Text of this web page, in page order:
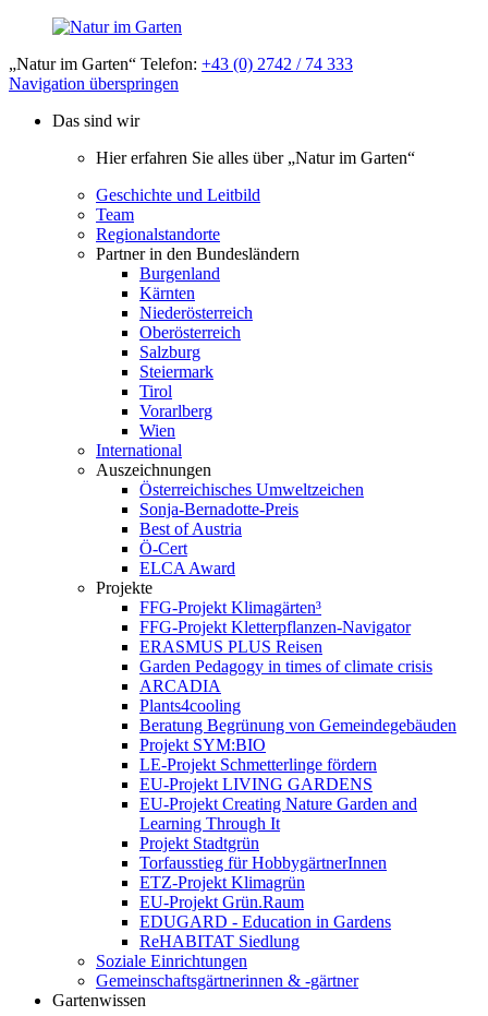
„Natur im Garten“ Telefon: +43 (0) 2742 / 74 333
Navigation überspringen
Das sind wir
Hier erfahren Sie alles über „Natur im Garten“
Geschichte und Leitbild
Team
Regionalstandorte
Partner in den Bundesländern
Burgenland
Kärnten
Niederösterreich
Oberösterreich
Salzburg
Steiermark
Tirol
Vorarlberg
Wien
International
Auszeichnungen
Österreichisches Umweltzeichen
Sonja-Bernadotte-Preis
Best of Austria
Ö-Cert
ELCA Award
Projekte
FFG-Projekt Klimagärten³
FFG-Projekt Kletterpflanzen-Navigator
ERASMUS PLUS Reisen
Garden Pedagogy in times of climate crisis
ARCADIA
Plants4cooling
Beratung Begrünung von Gemeindegebäuden
Projekt SYM:BIO
LE-Projekt Schmetterlinge fördern
EU-Projekt LIVING GARDENS
EU-Projekt Creating Nature Garden and
Learning Through It
Projekt Stadtgrün
Torfausstieg für HobbygärtnerInnen
ETZ-Projekt Klimagrün
EU-Projekt Grün.Raum
EDUGARD - Education in Gardens
ReHABITAT Siedlung
Soziale Einrichtungen
Gemeinschaftsgärtnerinnen & -gärtner
Gartenwissen